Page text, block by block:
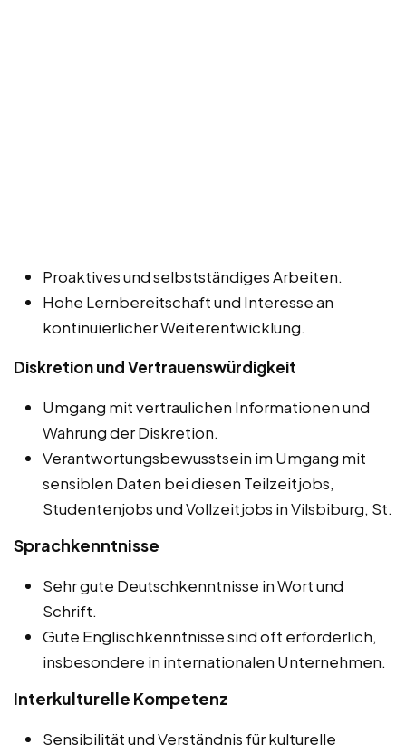
Proaktives und selbstständiges Arbeiten.
Hohe Lernbereitschaft und Interesse an
kontinuierlicher Weiterentwicklung.
Diskretion und Vertrauenswürdigkeit
Umgang mit vertraulichen Informationen und
Wahrung der Diskretion.
Verantwortungsbewusstsein im Umgang mit
sensiblen Daten bei diesen Teilzeitjobs,
Studentenjobs und Vollzeitjobs in Vilsbiburg, St.
Sprachkenntnisse
Sehr gute Deutschkenntnisse in Wort und
Schrift.
Gute Englischkenntnisse sind oft erforderlich,
insbesondere in internationalen Unternehmen.
Interkulturelle Kompetenz
Sensibilität und Verständnis für kulturelle